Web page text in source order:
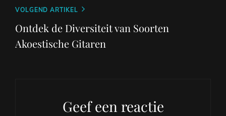
Volgend
bericht
VOLGEND ARTIKEL
Ontdek de Diversiteit van Soorten
Akoestische Gitaren
Geef een reactie